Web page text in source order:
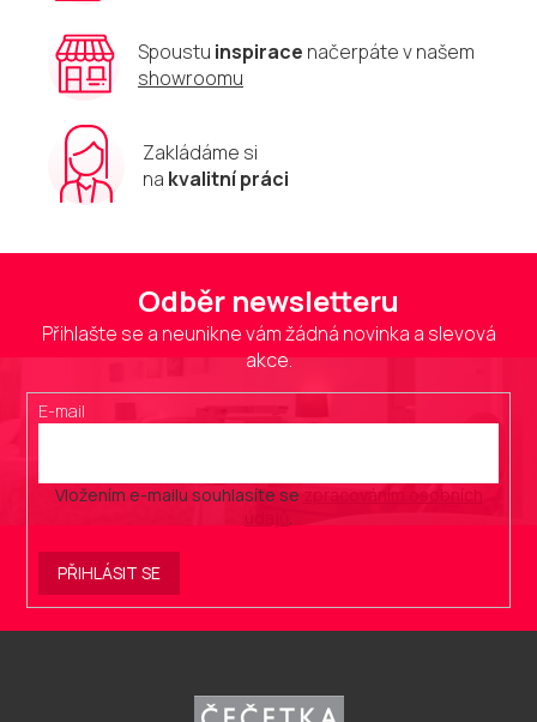
u
Spoustu inspirace načerpáte v našem
showroomu
Zakládáme si
na kvalitní práci
Odběr newsletteru
Přihlašte se a neunikne vám žádná novinka a slevová
akce.
E-mail
Vložením e-mailu souhlasíte se zpracováním osobních
.
PŘIHLÁSIT SE